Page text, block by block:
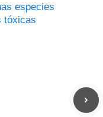
especies
tóxicas